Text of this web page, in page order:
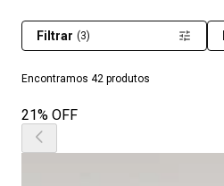
Encontramos 42 produtos
Filtrar (3)
21% OFF